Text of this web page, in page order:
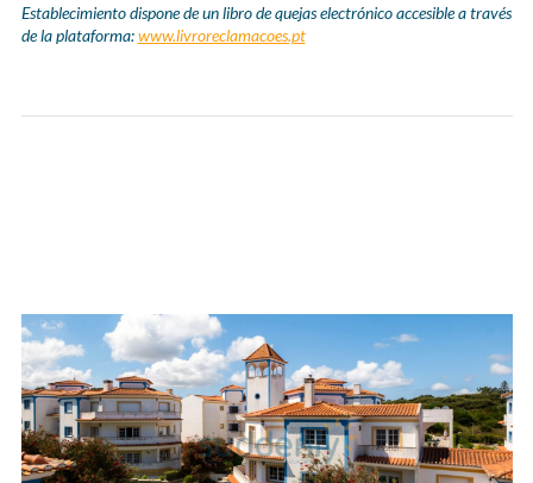
Establecimiento dispone de un libro de quejas electrónico accesible a través
de la plataforma:www.livroreclamacoes.pt